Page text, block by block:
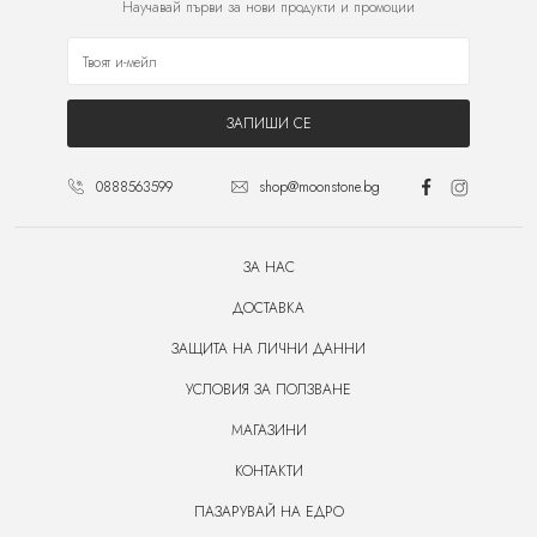
Научавай първи за нови продукти и промоции
ЗАПИШИ СЕ
0888563599 shop@moonstone.bg
ЗА НАС
ДОСТАВКА
ЗАЩИТА НА ЛИЧНИ ДАННИ
УСЛОВИЯ ЗА ПОЛЗВАНЕ
МАГАЗИНИ
КОНТАКТИ
ПАЗАРУВАЙ НА ЕДРО